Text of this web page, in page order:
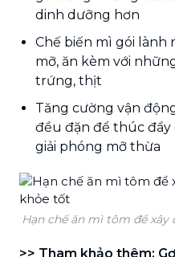
dinh dưỡng hơn
Chế biến mì gói lành
mỡ, ăn kèm với
trứng, thịt
Tăng cường vận
đều đặn để thúc
giải phóng mỡ thừa
Hạn chế ăn mì tôm để
>> Tham khảo thêm: